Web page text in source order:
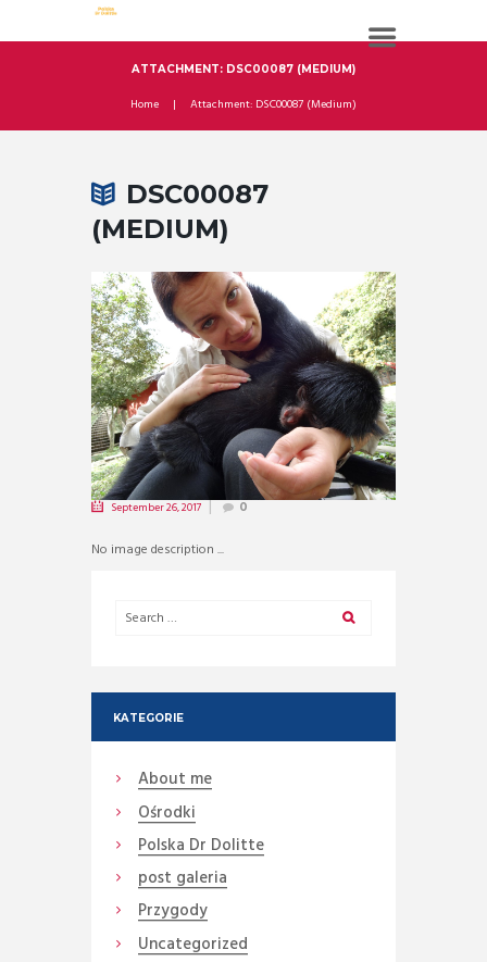
ATTACHMENT: DSC00087 (MEDIUM)
Home Attachment: DSC00087 (Medium)
DSC00087
(MEDIUM)
September 26, 2017 0
No image description ...
KATEGORIE
About me
Ośrodki
Polska Dr Dolitte
post galeria
Przygody
Uncategorized